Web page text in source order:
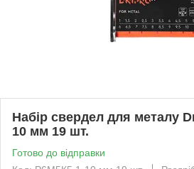
Набір свердел для металу
10 мм 19 шт.
Готово до відправки